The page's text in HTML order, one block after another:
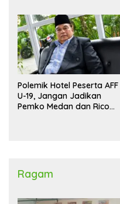
Polemik Hotel Peserta AFF
U-19, Jangan Jadikan
Pemko Medan dan Rico
Ragam